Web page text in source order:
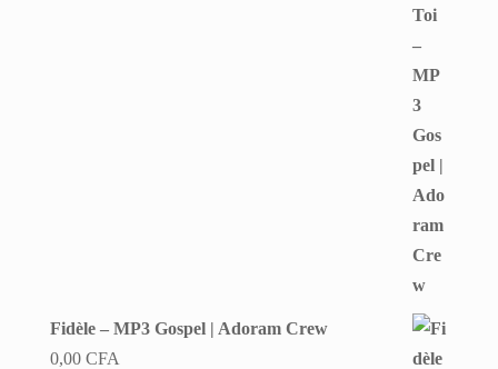
Fidèle – MP3 Gospel | Adoram Crew
0,00 CFA